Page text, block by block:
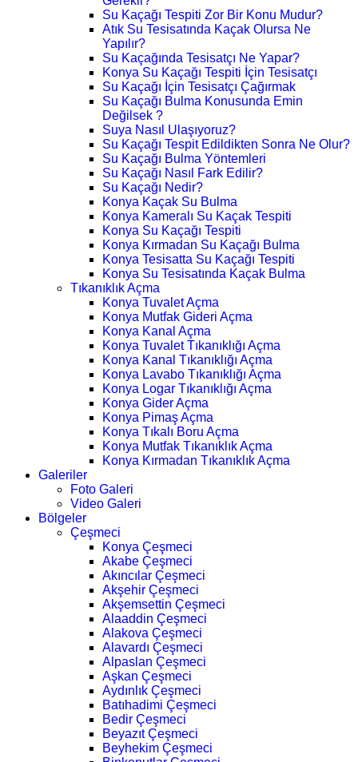
Su Kaçağı Tespiti Zor Bir Konu Mudur?
Atık Su Tesisatında Kaçak Olursa Ne
Yapılır?
Su Kaçağında Tesisatçı Ne Yapar?
Konya Su Kaçağı Tespiti İçin Tesisatçı
Su Kaçağı İçin Tesisatçı Çağırmak
Su Kaçağı Bulma Konusunda Emin
Değilsek ?
Suya Nasıl Ulaşıyoruz?
Su Kaçağı Tespit Edildikten Sonra Ne Olur?
Su Kaçağı Bulma Yöntemleri
Su Kaçağı Nasıl Fark Edilir?
Su Kaçağı Nedir?
Konya Kaçak Su Bulma
Konya Kameralı Su Kaçak Tespiti
Konya Su Kaçağı Tespiti
Konya Kırmadan Su Kaçağı Bulma
Konya Tesisatta Su Kaçağı Tespiti
Konya Su Tesisatında Kaçak Bulma
Tıkanıklık Açma
Konya Tuvalet Açma
Konya Mutfak Gideri Açma
Konya Kanal Açma
Konya Tuvalet Tıkanıklığı Açma
Konya Kanal Tıkanıklığı Açma
Konya Lavabo Tıkanıklığı Açma
Konya Logar Tıkanıklığı Açma
Konya Gider Açma
Konya Pimaş Açma
Konya Tıkalı Boru Açma
Konya Mutfak Tıkanıklık Açma
Konya Kırmadan Tıkanıklık Açma
Galeriler
Foto Galeri
Video Galeri
Bölgeler
Çeşmeci
Konya Çeşmeci
Akabe Çeşmeci
Akıncılar Çeşmeci
Akşehir Çeşmeci
Akşemsettin Çeşmeci
Alaaddin Çeşmeci
Alakova Çeşmeci
Alavardı Çeşmeci
Alpaslan Çeşmeci
Aşkan Çeşmeci
Aydınlık Çeşmeci
Batıhadimi Çeşmeci
Bedir Çeşmeci
Beyazıt Çeşmeci
Beyhekim Çeşmeci